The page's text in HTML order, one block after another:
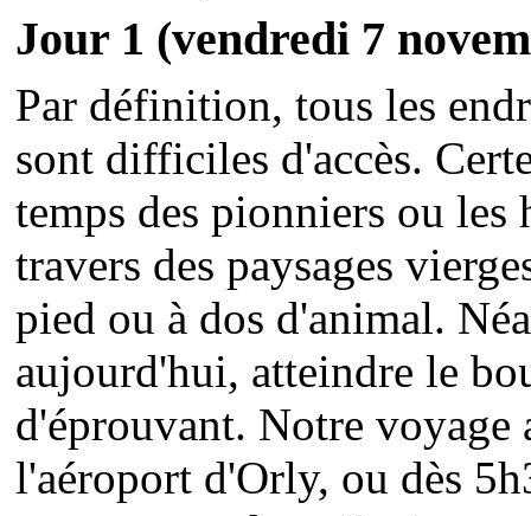
Jour 1 (vendredi 7
Par définition, tous les
sont difficiles d'accès.
temps des pionniers ou les
travers des paysages
pied ou à dos d'animal.
aujourd'hui, atteindre le
d'éprouvant. Notre voyage
l'aéroport d'Orly, ou dès